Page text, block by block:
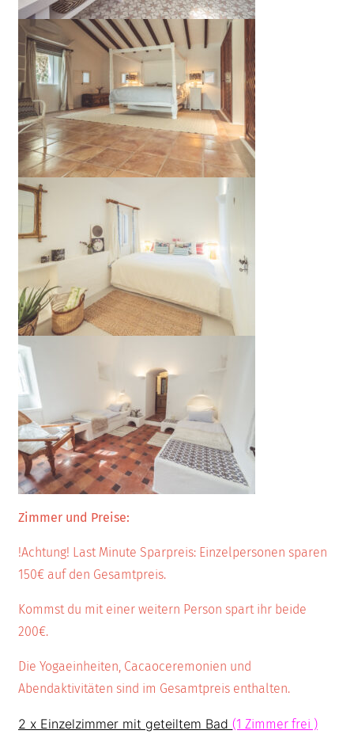
Zimmer und Preise:
!Achtung! Last Minute Sparpreis: Einzelpersonen sparen
150€ auf den Gesamtpreis.
Kommst du mit einer weitern Person spart ihr beide
200€.
Die Yogaeinheiten, Cacaoceremonien und
Abendaktivitäten sind im Gesamtpreis enthalten.
2 x Einzelzimmer mit geteiltem Bad (1 Zimmer frei )